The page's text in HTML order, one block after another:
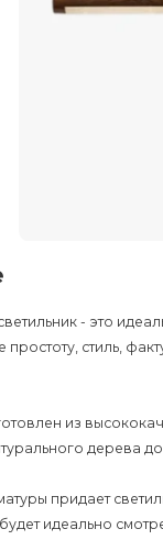
- это
простоту, стиль,
из
дерева
придает
идеально